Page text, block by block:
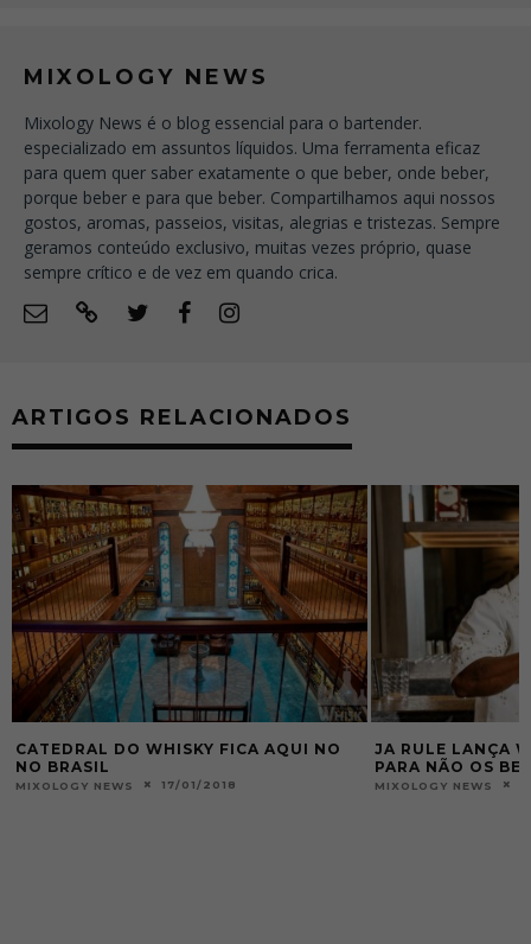
MIXOLOGY NEWS
Mixology News é o blog essencial para o bartender.
especializado em assuntos líquidos. Uma ferramenta eficaz
para quem quer saber exatamente o que beber, onde beber,
porque beber e para que beber. Compartilhamos aqui nossos
gostos, aromas, passeios, visitas, alegrias e tristezas. Sempre
geramos conteúdo exclusivo, muitas vezes próprio, quase
sempre crítico e de vez em quando crica.
ARTIGOS RELACIONADOS
CATEDRAL DO WHISKY FICA AQUI NO
NO BRASIL
MIXOLOGY NEWS 17/01/2018
JA RULE LANÇA
PARA NÃO OS
MIXOLOGY NEWS